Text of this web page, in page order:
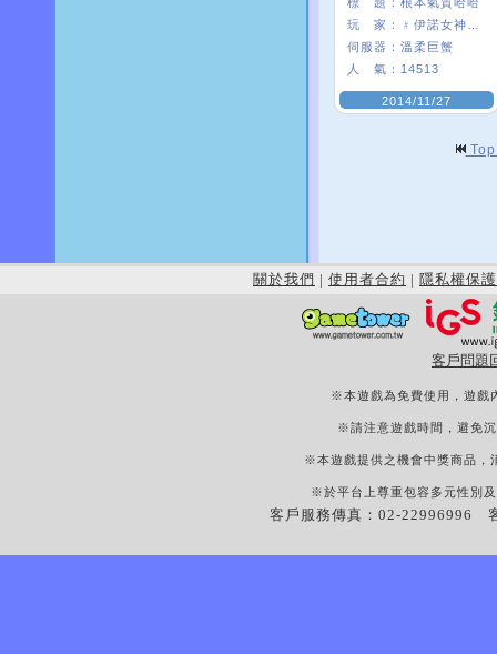
玩 家：
伺服器： 溫柔巨蟹
人 氣： 14513
2014/11/27
關於我們 | 使用者合約 | 隱私權保護
客戶問題
※本遊戲為免費使用，遊戲
※請注意遊戲時間，避免
※本遊戲提供之機會中獎商品，
※於平台上尊重包容多元性別
客戶服務傳真：02-22996996